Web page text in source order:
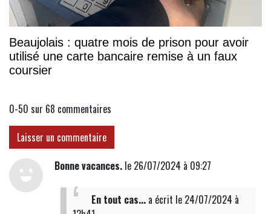
Beaujolais : quatre mois de prison pour avoir
utilisé une carte bancaire remise à un faux
coursier
0-50 sur 68 commentaires
Laisser un commentaire
Bonne vacances.le 26/07/2024 à 09:27
En tout cas...a écrit le 24/07/2024 à